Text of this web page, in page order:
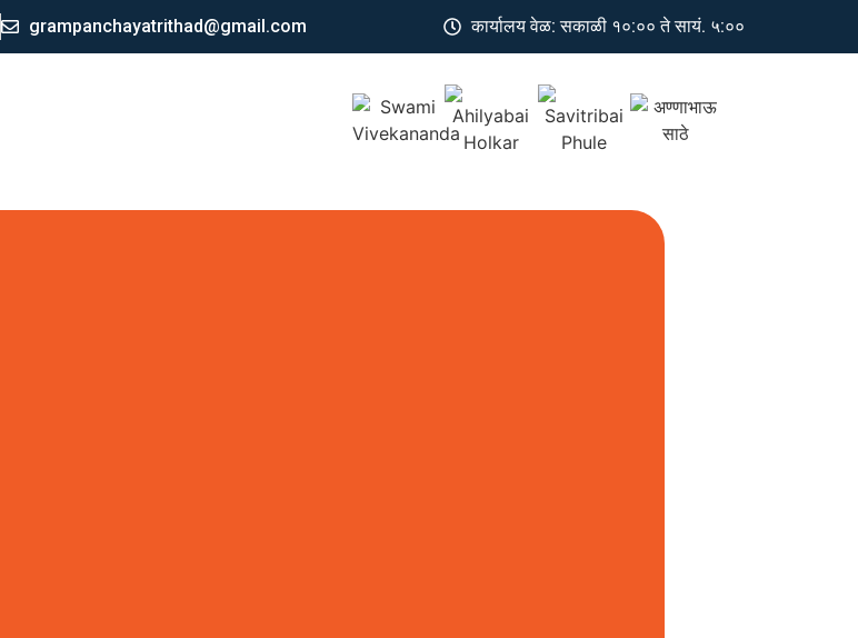
grampanchayatrithad@gmail.com कार्यालय वेळ: सकाळी १०:०० ते सायं. ५:००